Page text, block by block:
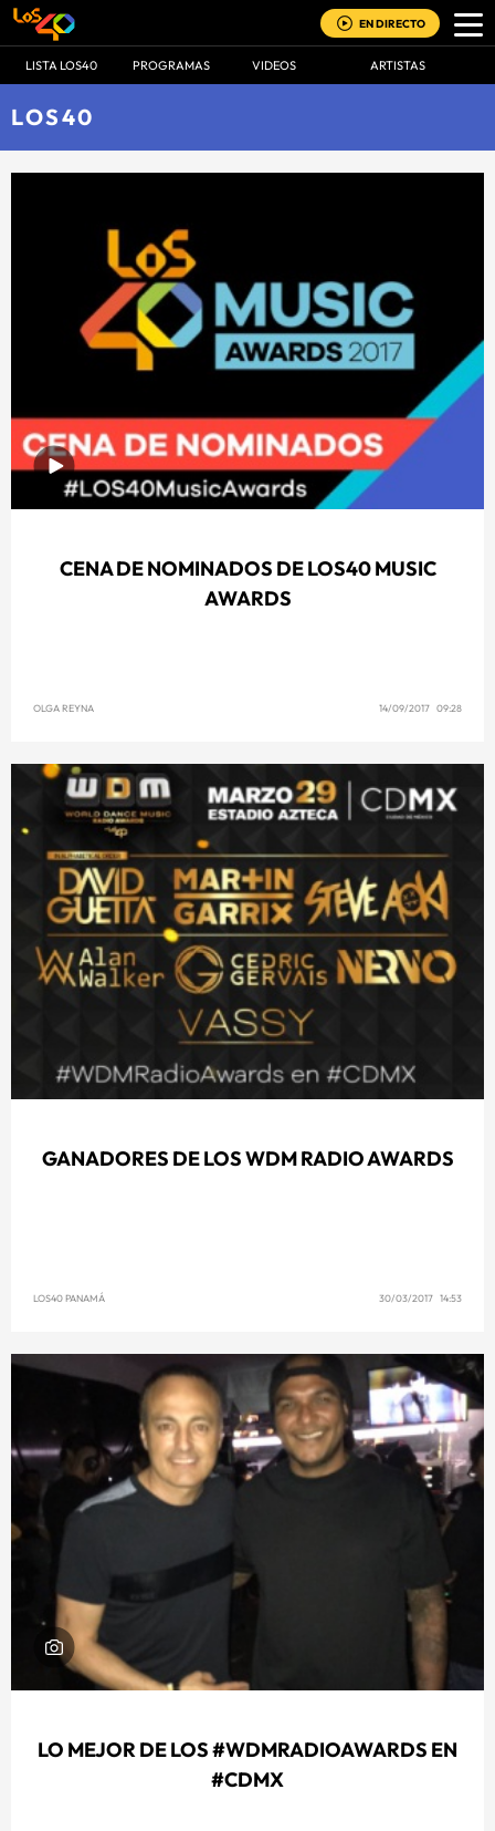
EN DIRECTO
LISTA LOS40 PROGRAMAS VIDEOS ARTISTAS
LOS40
CENA DE NOMINADOS DE LOS40 MUSIC
AWARDS
OLGA REYNA 14/09/2017 09:28
GANADORES DE LOS WDM RADIO AWARDS
LOS40 PANAMÁ 30/03/2017 14:53
LO MEJOR DE LOS #WDMRADIOAWARDS EN
#CDMX